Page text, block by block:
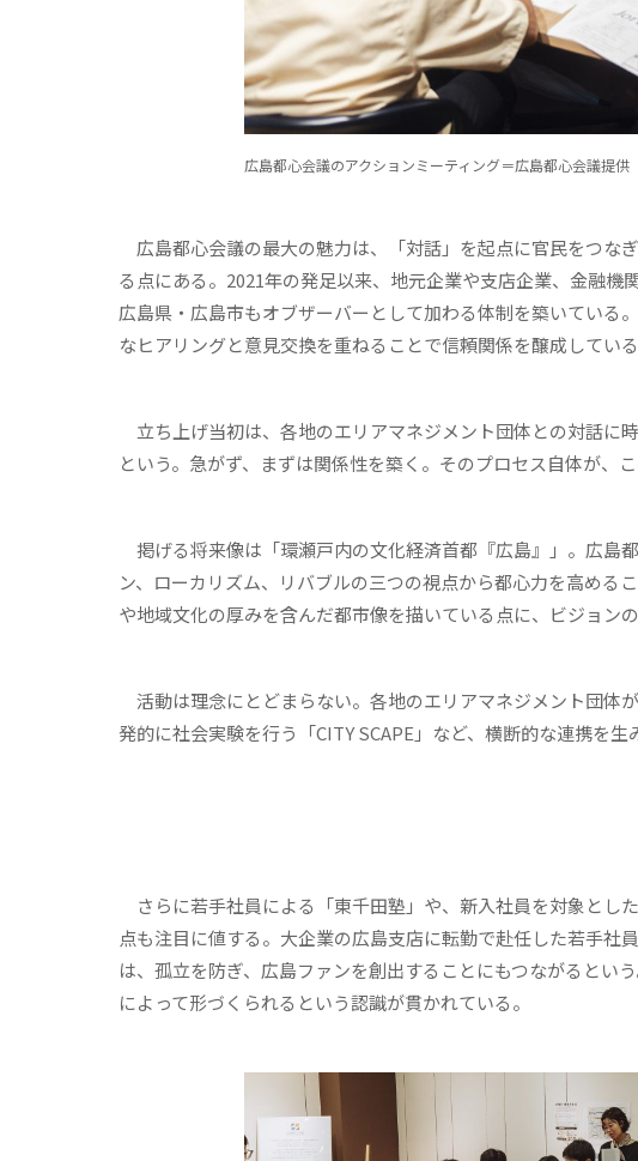
広島都心会議のアクションミーティング＝広島都心会議提供
広島都心会議の最大の魅力は、「対話」を起点に官民をつな
る点にある。2021年の発足以来、地元企業や支店企業、金融機
広島県・広島市もオブザーバーとして加わる体制を築いている
なヒアリングと意見交換を重ねることで信頼関係を醸成している
立ち上げ当初は、各地のエリアマネジメント団体との対話に
という。急がず、まずは関係性を築く。そのプロセス自体が、
掲げる将来像は「環瀬戸内の文化経済首都『広島』」。広島
ン、ローカリズム、リバブルの三つの視点から都心力を高める
や地域文化の厚みを含んだ都市像を描いている点に、ビジョンの
活動は理念にとどまらない。各地のエリアマネジメント団体
発的に社会実験を行う「CITY SCAPE」など、横断的な連携を
さらに若手社員による「東千田塾」や、新入社員を対象とし
点も注目に値する。大企業の広島支店に転勤で赴任した若手社
は、孤立を防ぎ、広島ファンを創出することにもつながるとい
によって形づくられるという認識が貫かれている。